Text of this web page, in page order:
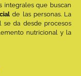
integrales que buscan
de las personas. La
se da desde procesos
nutricional y la